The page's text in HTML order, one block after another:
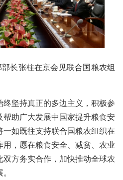
长张柱在京会见联合国粮农组
坚持真正的多边主义，积极参
助广大发展中国家提升粮食安
如既往支持联合国粮农组织在
，愿在粮食安全、减贫、农业
方务实合作，加快推动全球农